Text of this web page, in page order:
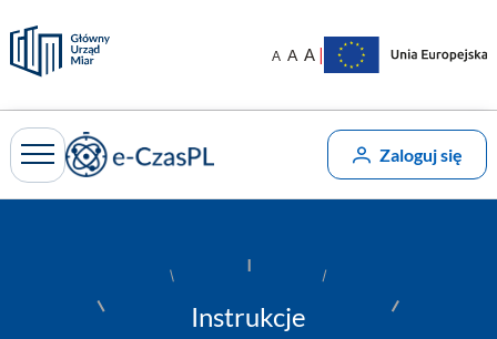
do
treści
A A A |
Zaloguj się
Instrukcje